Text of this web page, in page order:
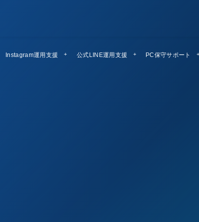
Instagram運用支援 公式LINE運用支援 PC保守サポート
リモートメンテ